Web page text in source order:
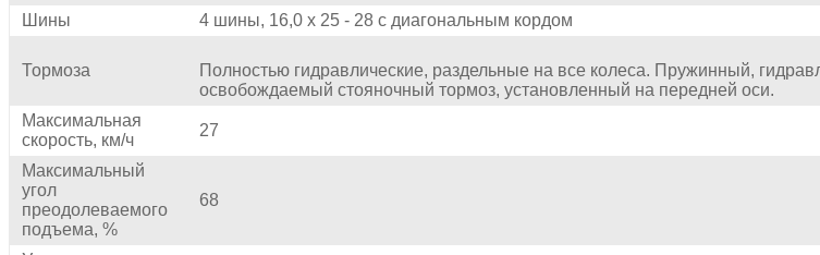
Шины
4 шины, 16,0 х 25 - 28 с диагональным кордом
Тормоза
Полностью гидравлические, раздельные на все колеса. Пружинный,
освобождаемый стояночный тормоз, установленный на передней оси.
Максимальная
скорость, км/ч
27
Максимальный
угол
преодолеваемого
подъема, %
68